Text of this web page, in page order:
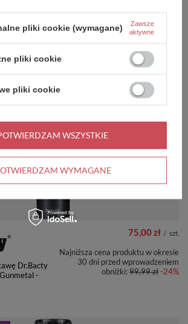
Najniższa cena produktu w okresie
99,99 zł
Dr.Bacty
-
75,00 zł / szt.
Najniższa cena produktu w okresie
30 dni przed wprowadzeniem
obniżki:99,99 zł-24%
+ Dodaj do porównania
pliki cookie (wymagane)
Zawsze
aktywne
pliki cookie
pliki cookie
WYMAGANE
WSZYSTKIE